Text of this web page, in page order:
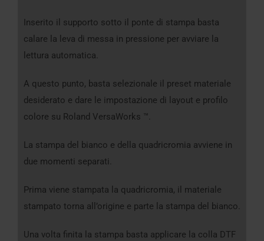
Inserito il supporto sotto il ponte di stampa basta
calare la leva di messa in pressione per avviare la
lettura automatica.
A questo punto, basta selezionale il preset materiale
desiderato e dare le impostazione di layout e profilo
colore su Roland VersaWorks ™.
La stampa del bianco e della quadricromia avviene in
due momenti separati.
Prima viene stampata la quadricromia, il materiale
stampato torna all’origine e parte la stampa del bianco.
Una volta finita la stampa basta applicare la colla DTF